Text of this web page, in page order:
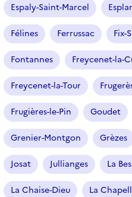
Espaly-Saint-Marcel
Félines Ferrussac Fix-
Fontannes Freycenet-la-
Freycenet-la-Tour
Frugières-le-Pin Goudet
Grenier-Montgon Grèzes
Josat Jullianges La
La Chaise-Dieu La